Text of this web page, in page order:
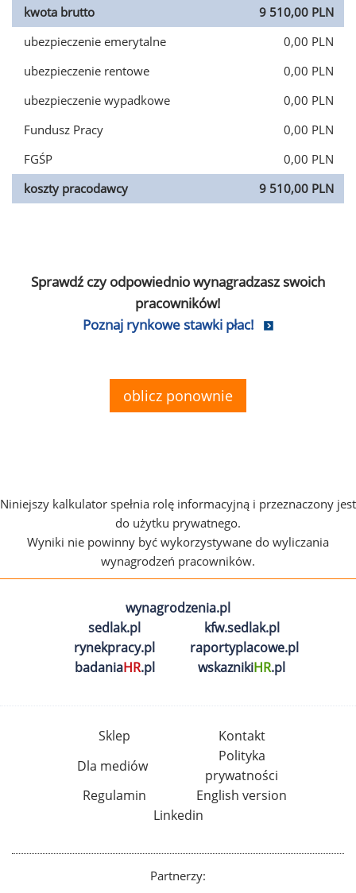
kwota brutto
9 510,00 PLN
ubezpieczenie emerytalne
0,00 PLN
ubezpieczenie rentowe
0,00 PLN
ubezpieczenie wypadkowe
0,00 PLN
Fundusz Pracy
0,00 PLN
FGŚP
0,00 PLN
koszty pracodawcy
9 510,00 PLN
Sprawdź czy odpowiednio wynagradzasz swoich
pracowników!
Poznaj rynkowe stawki płac!
oblicz ponownie
Niniejszy kalkulator spełnia rolę informacyjną i przeznaczony jest
do użytku prywatnego.
Wyniki nie powinny być wykorzystywane do wyliczania
wynagrodzeń pracowników.
wynagrodzenia.pl
sedlak.pl
kfw.sedlak.pl
rynekpracy.pl
raportyplacowe.pl
badaniaHR.pl wskaznikiHR.pl
Sklep
Kontakt
Dla mediów
Polityka
prywatności
Regulamin
English version
Linkedin
Partnerzy: